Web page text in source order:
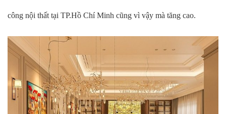
công nội thất tại TP.Hồ Chí Minh cũng vì vậy mà tăng cao.